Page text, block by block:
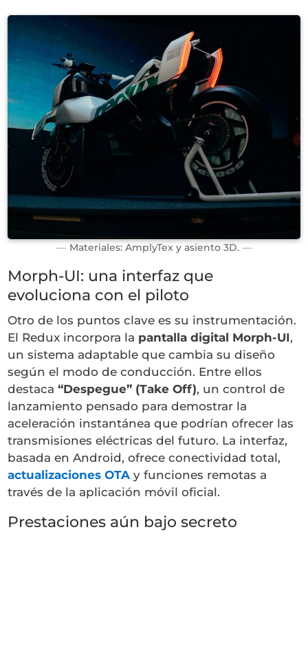
Materiales: AmplyTex y asiento 3D.
Morph-UI: una interfaz que
evoluciona con el piloto
Otro de los puntos clave es su instrumentación.
El Redux incorpora la pantalla digital Morph-UI,
un sistema adaptable que cambia su diseño
según el modo de conducción. Entre ellos
destaca“Despegue” (Take Off), un control de
lanzamiento pensado para demostrar la
aceleración instantánea que podrían ofrecer las
transmisiones eléctricas del futuro. La interfaz,
basada en Android, ofrece conectividad total,
actualizaciones OTA y funciones remotas a
través de la aplicación móvil oficial.
Prestaciones aún bajo secreto